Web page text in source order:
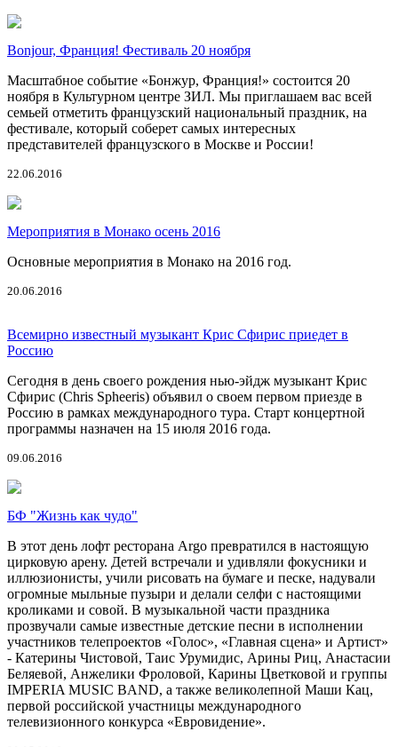
Bonjour, Франция! Фестиваль 20 ноября
Масштабное событие «Бонжур, Франция!» состоится 20
ноября в Культурном центре ЗИЛ. Мы приглашаем вас всей
семьей отметить французский национальный праздник, на
фестивале, который соберет самых интересных
представителей французского в Москве и России!
22.06.2016
Мероприятия в Монако осень 2016
Основные мероприятия в Монако на 2016 год.
20.06.2016
Всемирно известный музыкант Крис Сфирис приедет в
Россию
Сегодня в день своего рождения нью-эйдж музыкант Крис
Сфирис (Chris Spheeris) объявил о своем первом приезде в
Россию в рамках международного тура. Старт концертной
программы назначен на 15 июля 2016 года.
09.06.2016
БФ "Жизнь как чудо"
В этот день лофт ресторана Argo превратился в настоящую
цирковую арену. Детей встречали и удивляли фокусники и
иллюзионисты, учили рисовать на бумаге и песке, надували
огромные мыльные пузыри и делали селфи с настоящими
кроликами и совой. В музыкальной части праздника
прозвучали самые известные детские песни в исполнении
участников телепроектов «Голос», «Главная сцена» и Артист»
- Катерины Чистовой, Таис Урумидис, Арины Риц, Анастасии
Беляевой, Анжелики Фроловой, Карины Цветковой и группы
IMPERIA MUSIC BAND, а также великолепной Маши Кац,
первой российской участницы международного
телевизионного конкурса «Евровидение».